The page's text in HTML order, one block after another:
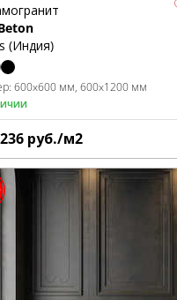
(Индия)
600x600 мм 600x1200 мм
руб./м2